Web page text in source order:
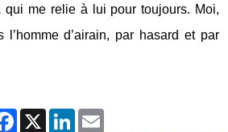
qui me relie à lui pour toujours. Moi,
d’airain, par hasard et par
Facebook
X LinkedIn